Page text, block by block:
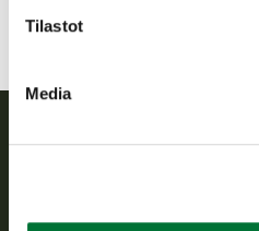
Tilastot
Media
Suomen riistakeskus edistää